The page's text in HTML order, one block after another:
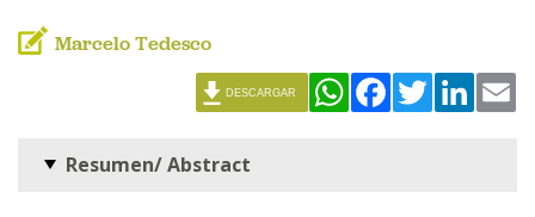
Marcelo Tedesco
WhatsAppFacebookTwitter
DESCARGAR
Resumen/ Abstract